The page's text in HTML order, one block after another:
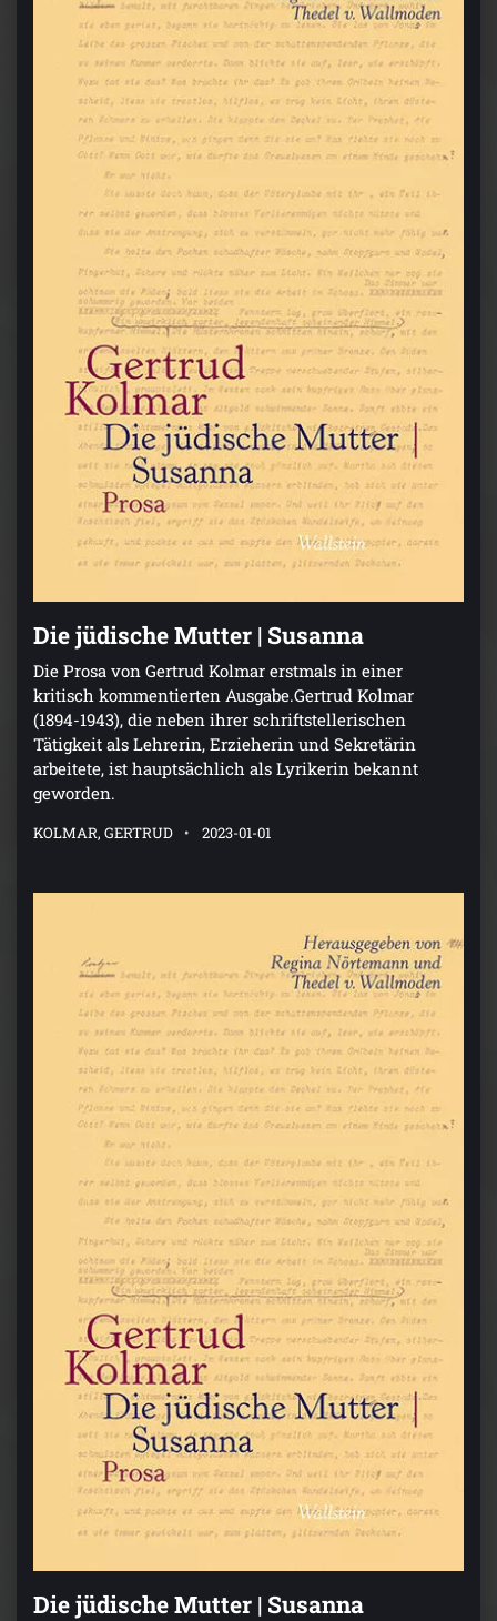
Die jüdische Mutter | Susanna
Die Prosa von Gertrud Kolmar erstmals in einer
kritisch kommentierten Ausgabe.Gertrud Kolmar
(1894-1943), die neben ihrer schriftstellerischen
Tätigkeit als Lehrerin, Erzieherin und Sekretärin
arbeitete, ist hauptsächlich als Lyrikerin bekannt
geworden.
KOLMAR, GERTRUD 2023-01-01
Die jüdische Mutter | Susanna